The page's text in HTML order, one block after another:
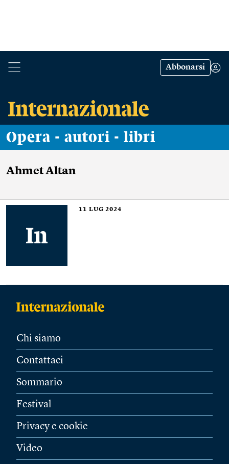
Abbonarsi
Opera - autori - libri
Ahmet Altan
11 LUG 2024
Chi siamo
Contattaci
Sommario
Festival
Privacy e cookie
Video